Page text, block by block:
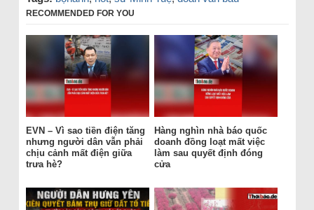
RECOMMENDED FOR YOU
EVN – Vì sao tiền điện tăng
nhưng người dân vẫn phải
chịu cảnh mất điện giữa
trưa hè?
Hàng nghìn nhà báo quốc
doanh đồng loạt mất việc
làm sau quyết định đóng
cửa